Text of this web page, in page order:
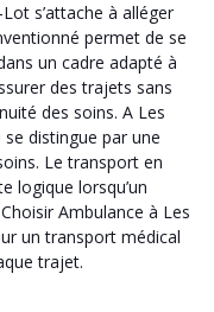
s’attache à alléger
permet de se
un cadre adapté à
des trajets sans
des soins. A Les
distingue par une
Le transport en
logique lorsqu’un
Ambulance à Les
un transport médical
trajet.